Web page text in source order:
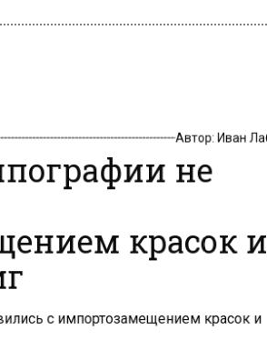
не
красок и